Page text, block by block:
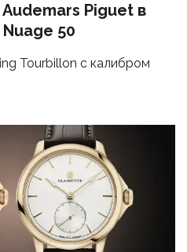
Piguet в
50
Tourbillon с калибром